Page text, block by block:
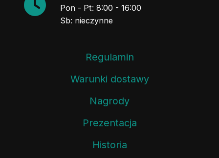
Pon - Pt: 8:00 - 16:00
Sb: nieczynne
Regulamin
Warunki dostawy
Nagrody
Prezentacja
Historia